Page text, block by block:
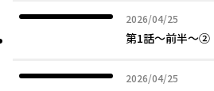
2026/04/25
2026年04月25日
第1話～前半～②
2026/04/25
2026年04月25日